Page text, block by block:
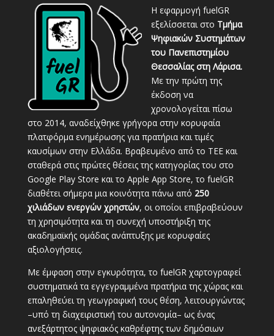
Η εφαρμογή fuelGR
εξελίσσεται στο Τμήμα
Ψηφιακών Συστημάτων
του Πανεπιστημίου
Θεσσαλίας στη Λάρισα.
Με την πρώτη της
έκδοση να
χρονολογείται πίσω
στο 2014, αναδείχθηκε γρήγορα στην κορυφαία
πλατφόρμα ενημέρωσης για πρατήρια και τιμές
καυσίμων στην Ελλάδα. Βραβευμένο από το ΤΕΕ και
σταθερά στις πρώτες θέσεις της κατηγορίας του στο
Google Play Store και το Apple App Store, το fuelGR
διαθέτει σήμερα μια κοινότητα πάνω από 250
χιλιάδων ενεργών χρηστών, οι οποίοι επιβραβεύουν
τη χρησιμότητα και τη συνεχή υποστήριξη της
ακαδημαϊκής ομάδας ανάπτυξης με κορυφαίες
αξιολογήσεις.
Με έμφαση στην εγκυρότητα, το fuelGR χαρτογραφεί
συστηματικά τα εγγεγραμμένα πρατήρια της χώρας και
επαληθεύει τη γεωγραφική τους θέση, λειτουργώντας
–υπό τη διαχειριστική του αυτονομία– ως ένας
ανεξάρτητος ψηφιακός καθρέφτης των δημόσιων